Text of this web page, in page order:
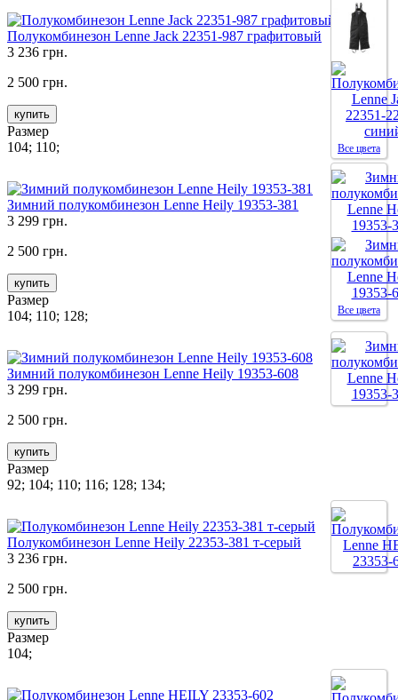
Все цвета
Полукомбинезон Lenne Jack 22351-987 графитовый
3 236 грн.
2 500 грн.
купить
Размер
104; 110;
Все цвета
Зимний полукомбинезон Lenne Heily 19353-381
3 299 грн.
2 500 грн.
купить
Размер
104; 110; 128;
Зимний полукомбинезон Lenne Heily 19353-608
3 299 грн.
2 500 грн.
купить
Размер
92; 104; 110; 116; 128; 134;
Полукомбинезон Lenne Heily 22353-381 т-серый
3 236 грн.
2 500 грн.
купить
Размер
104;